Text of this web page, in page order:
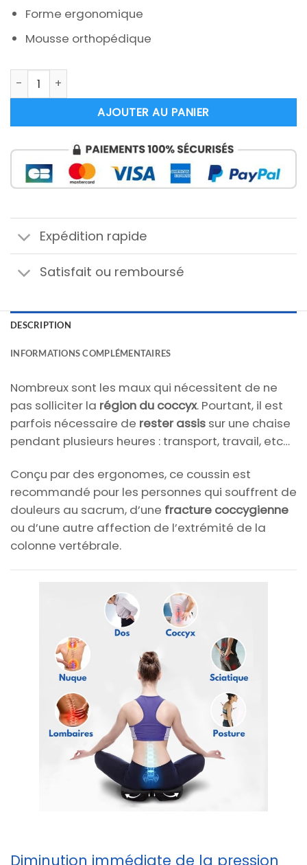
Forme ergonomique
Mousse orthopédique
quantité de Coussin coccyx
AJOUTER AU PANIER
Expédition rapide
Satisfait ou remboursé
DESCRIPTION
INFORMATIONS COMPLÉMENTAIRES
Nombreux sont les maux qui nécessitent de ne
pas solliciter la région du coccyx. Pourtant, il est
parfois nécessaire de rester assis sur une chaise
pendant plusieurs heures : transport, travail, etc…
Conçu par des ergonomes, ce coussin est
recommandé pour les personnes qui souffrent de
douleurs au sacrum, d’une fracture coccygienne
ou d’une autre affection de l’extrémité de la
colonne vertébrale.
Diminution immédiate de la pression